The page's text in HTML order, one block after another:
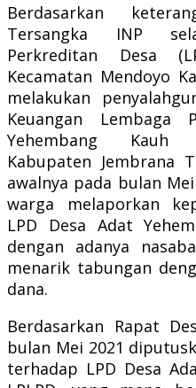
Berdasarkan
Tersangka INP
Perkreditan Desa
Kecamatan Mendoyo
melakukan
Keuangan Lembaga
Yehembang Kauh
Kabupaten Jembrana
awalnya pada bulan
warga melaporkan
LPD Desa Adat
dengan adanya
menarik tabungan
dana.
Berdasarkan Rapat
bulan Mei 2021
terhadap LPD Desa